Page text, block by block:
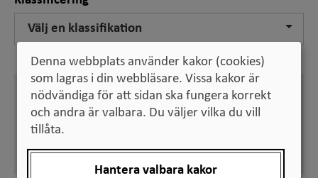
Välj en klassifikation
Engelska
expel
Svenska
avskilja
Denna webbplats använder kakor (cookies)
som lagras i din webbläsare. Vissa kakor är
nödvändiga för att sidan ska fungera korrekt
och andra är valbara. Du väljer vilka du vill
tillåta.
Hantera valbara kakor